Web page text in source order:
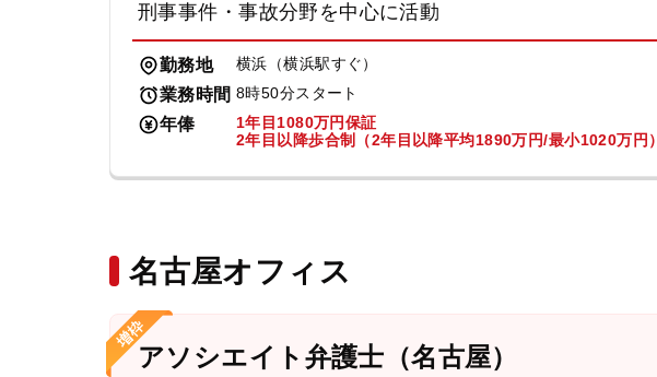
刑事事件・事故分野を中心に活動
勤務地 横浜（横浜駅すぐ）
業務時間 8時50分スタート
年俸
1年目1080万円保証
2年目以降歩合制（2年目以降平均1890万円/最小1020万円）
名古屋オフィス
アソシエイト弁護士（名古屋）